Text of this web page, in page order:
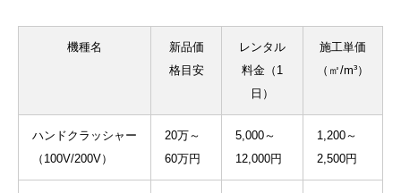
機種名
新品価
格目安
レンタル
料金（1
日）
施工単価
（㎡/m³）
ハンドクラッシャー
（100V/200V）
20万～
60万円
5,000～
12,000円
1,200～
2,500円